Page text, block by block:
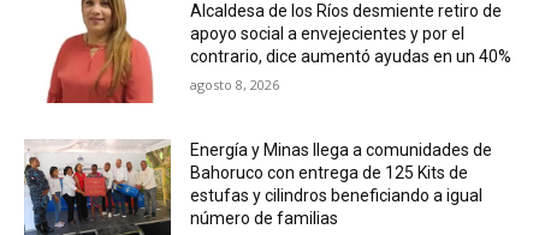
Alcaldesa de los Ríos desmiente retiro de
apoyo social a envejecientes y por el
contrario, dice aumentó ayudas en un 40%
agosto 8, 2026
Energía y Minas llega a comunidades de
Bahoruco con entrega de 125 Kits de
estufas y cilindros beneficiando a igual
número de familias